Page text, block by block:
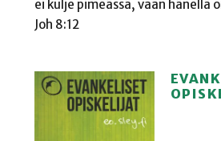
ei kulje pimeässä, vaan hänellä
Joh 8:12